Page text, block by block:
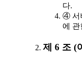
다.
④ 서
에
제 6 조 (